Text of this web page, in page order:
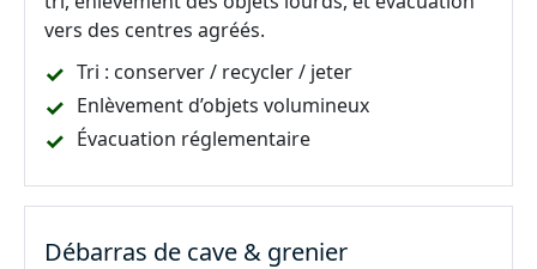
vers des centres agréés.
Tri : conserver / recycler / jeter
Enlèvement d’objets volumineux
Évacuation réglementaire
Débarras de cave & grenier